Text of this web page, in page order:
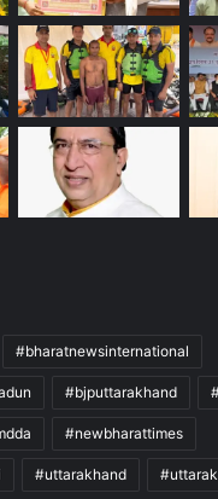
#bharatnewsinternational
#bjputtarakhand
#newbharattimes
#uttarakhand